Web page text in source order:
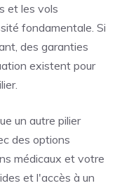
et les vols
fondamentale. Si
des garanties
existent pour
un autre pilier
des options
médicaux et votre
et l'accès à un